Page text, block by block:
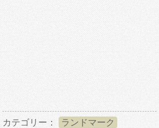
カテゴリー： ランドマーク